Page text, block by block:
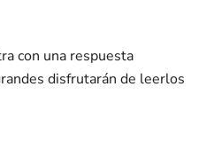
con una respuesta
disfrutarán de leerlos